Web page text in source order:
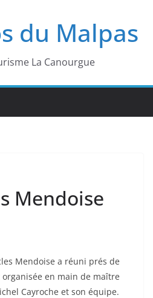
du Malpas
La Canourgue
Mendoise
Mendoise a réuni prés de
en main de maître
Cayroche et son équipe.